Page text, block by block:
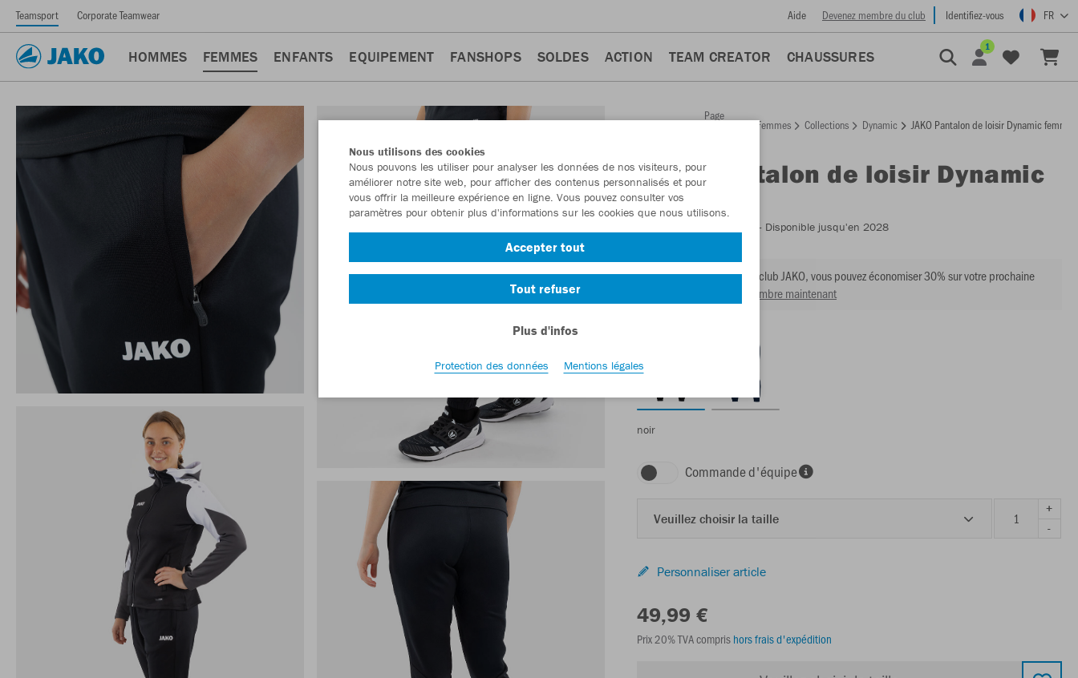
Teamsport Corporate Teamwear Aide Devenez membre du club Identifiez-vous FR
HOMMES FEMMES ENFANTS EQUIPEMENT FANSHOPS SOLDES ACTION TEAM CREATOR CHAUSSURES
1
Retour
Page
Femmes Collections Dynamic JAKO Pantalon de loisir Dynamic femmes
JAKO Pantalon de loisir Dynamic
femmes
- Disponible jusqu'en 2028
En tant que membre du club JAKO, vous pouvez économiser 30% sur votre prochaine
Devenir membre maintenant
noir
Commande d'équipe
Veuillez choisir la taille
+
-
Personnaliser article
49,99 €
Prix 20% TVA compris hors frais d'expédition
Nous utilisons des cookies
Nous pouvons les utiliser pour analyser les données de nos visiteurs, pour
améliorer notre site web, pour afficher des contenus personnalisés et pour
vous offrir la meilleure expérience en ligne. Vous pouvez consulter vos
paramètres pour obtenir plus d'informations sur les cookies que nous utilisons.
Accepter tout
Tout refuser
Plus d'infos
Protection des données Mentions légales